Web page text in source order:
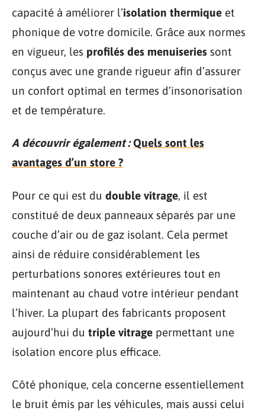
capacité à améliorer l’isolation thermique et
phonique de votre domicile. Grâce aux normes
en vigueur, les profilés des menuiseries sont
conçus avec une grande rigueur afin d’assurer
un confort optimal en termes d’insonorisation
et de température.
A découvrir également : Quels sont les
avantages d’un store ?
Pour ce qui est du double vitrage, il est
constitué de deux panneaux séparés par une
couche d’air ou de gaz isolant. Cela permet
ainsi de réduire considérablement les
perturbations sonores extérieures tout en
maintenant au chaud votre intérieur pendant
l’hiver. La plupart des fabricants proposent
aujourd’hui du triple vitrage permettant une
isolation encore plus efficace.
Côté phonique, cela concerne essentiellement
le bruit émis par les véhicules, mais aussi celui